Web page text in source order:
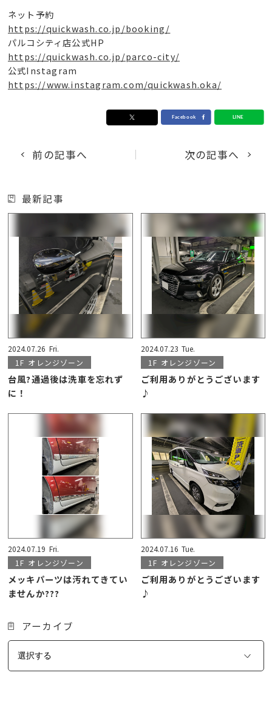
ネット予約
https://quickwash.co.jp/booking/
パルコシティ店公式HP
https://quickwash.co.jp/parco-city/
公式Instagram
https://www.instagram.com/quickwash.oka/
前の記事へ 次の記事へ
最新記事
2024.07.26 Fri.
1F オレンジゾーン
台風?通過後は洗車を忘れず
に！
2024.07.23 Tue.
1F オレンジゾーン
ご利用ありがとうございます
♪
2024.07.19 Fri.
1F オレンジゾーン
メッキパーツは汚れてきてい
ませんか???
2024.07.16 Tue.
1F オレンジゾーン
ご利用ありがとうございます
♪
アーカイブ